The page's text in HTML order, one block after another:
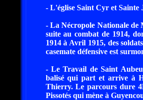
- L'église Saint Cyr et
- La Nécropole Nationale de
suite au combat de 1914,
1914 à Avril 1915, des
casemate défensive est
- Le Travail de Saint
balisé qui part et arrive à
Thierry. Le parcours dure
Pissotés qui mène à